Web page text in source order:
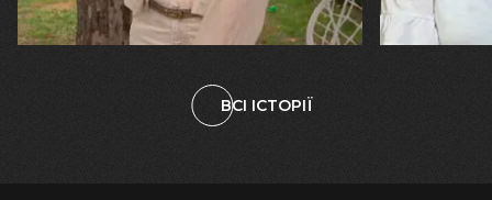
племінницю"
чоловіка
ВСІ ІСТОРІЇ